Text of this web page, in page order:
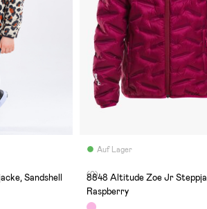
Sandshell
Auf Lager
(0)
8848 Altitude Zoe Jr
Raspberry